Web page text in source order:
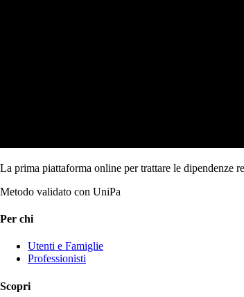
La prima piattaforma online per trattare le dipendenze
Metodo validato con UniPa
Per chi
Utenti e Famiglie
Professionisti
Scopri